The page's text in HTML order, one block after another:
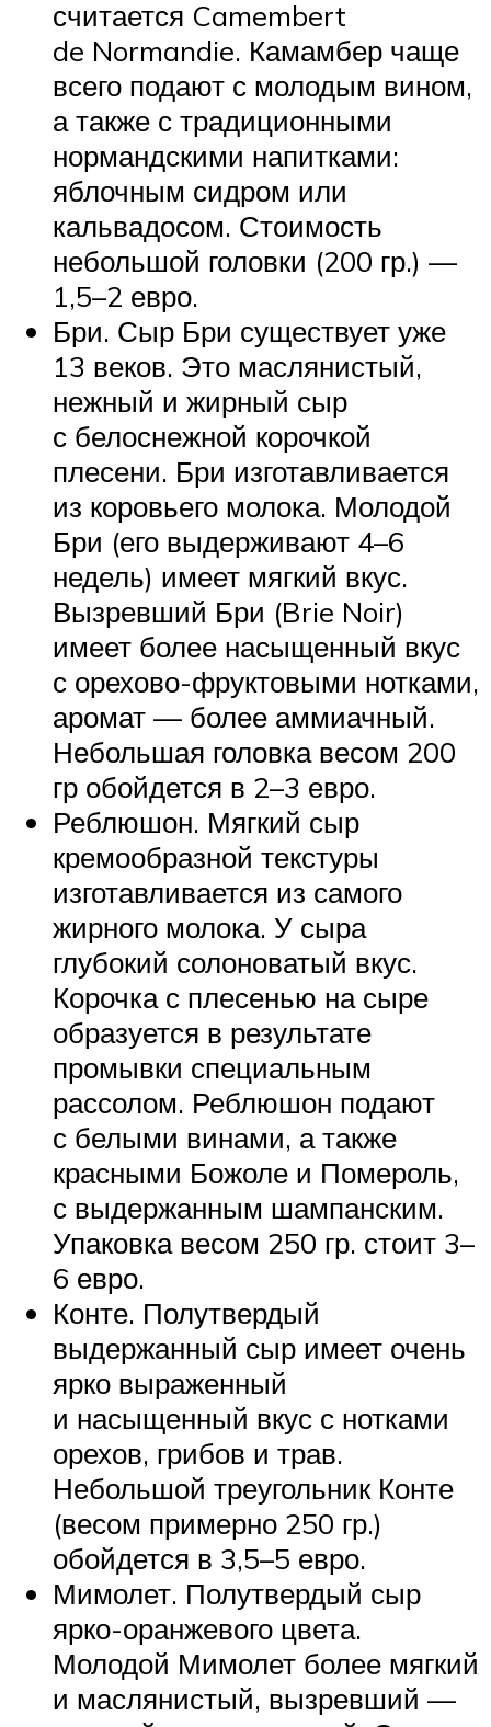
считается Camembert
de Normandie. Камамбер чаще
всего подают с молодым вином,
а также с традиционными
нормандскими напитками:
яблочным сидром или
кальвадосом. Стоимость
небольшой головки (200 гр.) —
1,5–2 евро.
Бри. Сыр Бри существует уже
13 веков. Это маслянистый,
нежный и жирный сыр
с белоснежной корочкой
плесени. Бри изготавливается
из коровьего молока. Молодой
Бри (его выдерживают 4–6
недель) имеет мягкий вкус.
Вызревший Бри (Brie Noir)
имеет более насыщенный вкус
с орехово-фруктовыми нотками,
аромат — более аммиачный.
Небольшая головка весом 200
гр обойдется в 2–3 евро.
Реблюшон. Мягкий сыр
кремообразной текстуры
изготавливается из самого
жирного молока. У сыра
глубокий солоноватый вкус.
Корочка с плесенью на сыре
образуется в результате
промывки специальным
рассолом. Реблюшон подают
с белыми винами, а также
красными Божоле и Помероль,
с выдержанным шампанским.
Упаковка весом 250 гр. стоит 3–
6 евро.
Конте. Полутвердый
выдержанный сыр имеет очень
ярко выраженный
и насыщенный вкус с нотками
орехов, грибов и трав.
Небольшой треугольник Конте
(весом примерно 250 гр.)
обойдется в 3,5–5 евро.
Мимолет. Полутвердый сыр
ярко-оранжевого цвета.
Молодой Мимолет более мягкий
и маслянистый, вызревший —